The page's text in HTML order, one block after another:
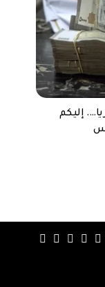
إليكم